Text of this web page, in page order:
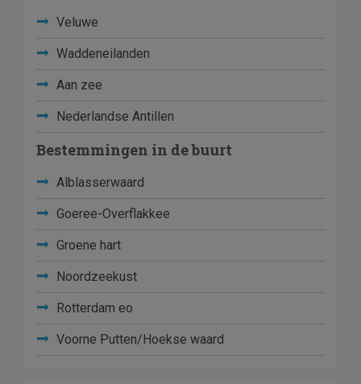
Veluwe
Waddeneilanden
Aan zee
Nederlandse Antillen
Bestemmingen in de buurt
Alblasserwaard
Goeree-Overflakkee
Groene hart
Noordzeekust
Rotterdam eo
Voorne Putten/Hoekse waard